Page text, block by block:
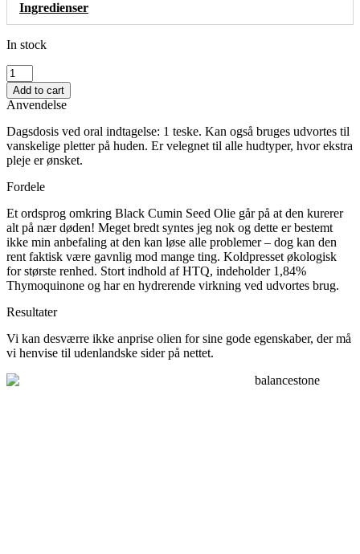
Ingredienser
In stock
Black
Cumin
Seed
HTQ
quantity
Add to cart
Anvendelse
Dagsdosis ved oral indtagelse: 1 teske. Kan også bruges udvortes til
vanskelige pletter på huden. Er velegnet til alle hudtyper, hvor ekstra
pleje er ønsket.
Fordele
Et ordsprog omkring Black Cumin Seed Olie går på at den kurerer
alt på nær døden! Meget bredt syntes jeg nok og dette er bestemt
ikke min anbefaling at den kan løse alle problemer – dog kan den
rent faktisk være gavnlig mod mange ting. Koldpresset økologisk
for største renhed. Stort indhold af HTQ, indeholder 1,84%
Thymoquinone og har en hydrerende virkning ved udvortes brug.
Resultater
Vi kan desværre ikke anprise olien for sine gode egenskaber, der må
vi henvise til udenlandske sider på nettet.